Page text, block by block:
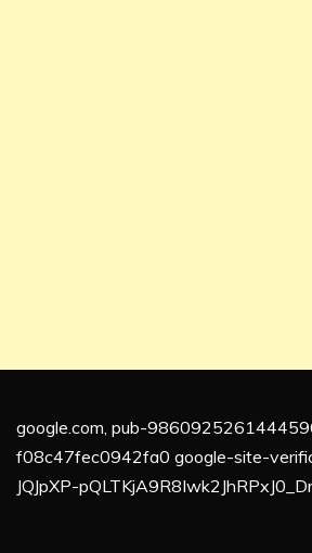
google.com, pub-
f08c47fec0942fa0 google-site-
JQJpXP-